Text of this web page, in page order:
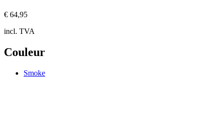
€ 64,95
incl. TVA
Couleur
Smoke